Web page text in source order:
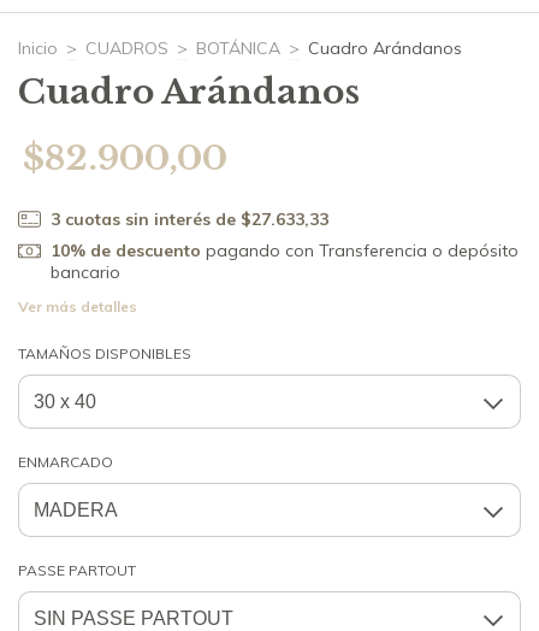
Inicio > CUADROS > BOTÁNICA > Cuadro Arándanos
Cuadro Arándanos
$82.900,00
3 cuotas sin interés de $27.633,33
10% de descuento pagando con Transferencia o depósito
bancario
Ver más detalles
TAMAÑOS DISPONIBLES
ENMARCADO
PASSE PARTOUT